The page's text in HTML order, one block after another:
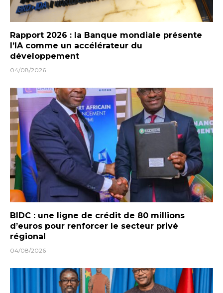
Rapport 2026 : la Banque mondiale présente
l’IA comme un accélérateur du
développement
04/08/2026
BIDC : une ligne de crédit de 80 millions
d’euros pour renforcer le secteur privé
régional
04/08/2026